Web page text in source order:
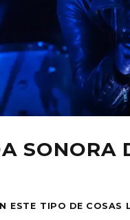
SONORA
ESTE TIPO DE COSAS